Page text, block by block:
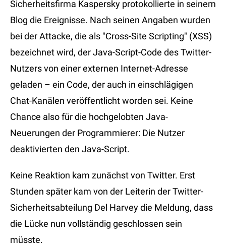
Sicherheitsfirma Kaspersky protokollierte in seinem
Blog die Ereignisse. Nach seinen Angaben wurden
bei der Attacke, die als "Cross-Site Scripting" (XSS)
bezeichnet wird, der Java-Script-Code des Twitter-
Nutzers von einer externen Internet-Adresse
geladen – ein Code, der auch in einschlägigen
Chat-Kanälen veröffentlicht worden sei. Keine
Chance also für die hochgelobten Java-
Neuerungen der Programmierer: Die Nutzer
deaktivierten den Java-Script.
Keine Reaktion kam zunächst von Twitter. Erst
Stunden später kam von der Leiterin der Twitter-
Sicherheitsabteilung Del Harvey die Meldung, dass
die Lücke nun vollständig geschlossen sein
müsste.